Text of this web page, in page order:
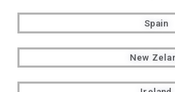
Spain
New